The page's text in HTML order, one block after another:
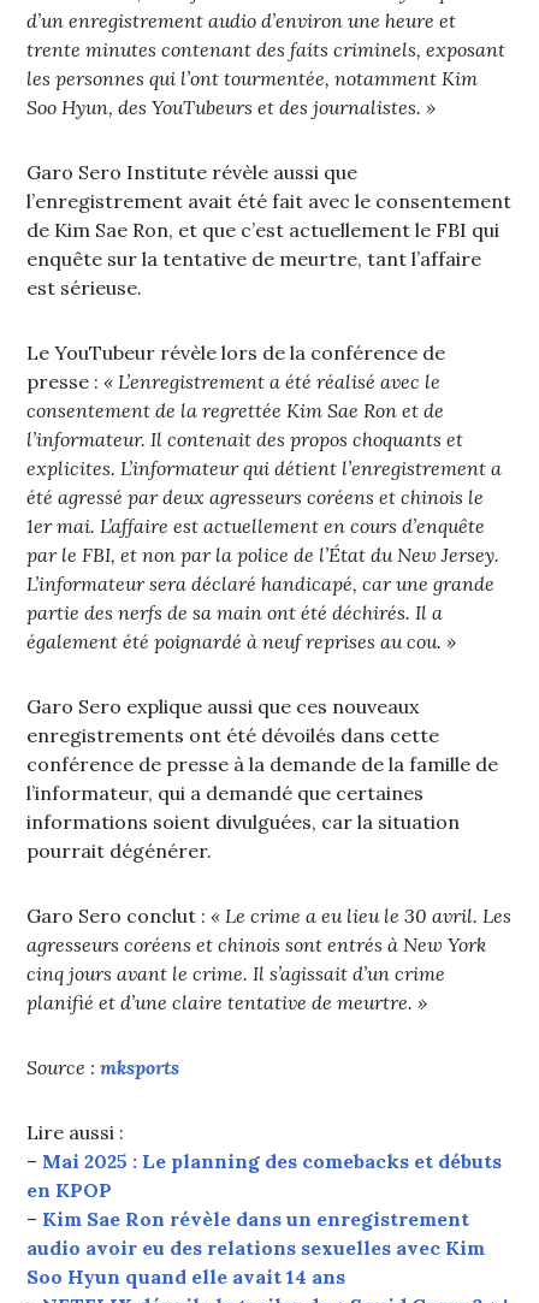
d’un enregistrement audio d’environ une heure et
trente minutes contenant des faits criminels, exposant
les personnes qui l’ont tourmentée, notamment Kim
Soo Hyun, des YouTubeurs et des journalistes. »
Garo Sero Institute révèle aussi que
l’enregistrement avait été fait avec le consentement
de Kim Sae Ron, et que c’est actuellement le FBI qui
enquête sur la tentative de meurtre, tant l’affaire
est sérieuse.
Le YouTubeur révèle lors de la conférence de
presse :« L’enregistrement a été réalisé avec le
consentement de la regrettée Kim Sae Ron et de
l’informateur. Il contenait des propos choquants et
explicites. L’informateur qui détient l’enregistrement a
été agressé par deux agresseurs coréens et chinois le
1er mai. L’affaire est actuellement en cours d’enquête
par le FBI, et non par la police de l’État du New Jersey.
L’informateur sera déclaré handicapé, car une grande
partie des nerfs de sa main ont été déchirés. Il a
également été poignardé à neuf reprises au cou. »
Garo Sero explique aussi que ces nouveaux
enregistrements ont été dévoilés dans cette
conférence de presse à la demande de la famille de
l’informateur, qui a demandé que certaines
informations soient divulguées, car la situation
pourrait dégénérer.
Garo Sero conclut :« Le crime a eu lieu le 30 avril. Les
agresseurs coréens et chinois sont entrés à New York
cinq jours avant le crime. Il s’agissait d’un crime
planifié et d’une claire tentative de meurtre. »
Source :mksports
Lire aussi :
– Mai 2025 : Le planning des comebacks et débuts
en KPOP
– Kim Sae Ron révèle dans un enregistrement
audio avoir eu des relations sexuelles avec Kim
Soo Hyun quand elle avait 14 ans